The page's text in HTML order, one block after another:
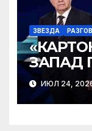
ЗВЕЗДА
ЗАПАД
ИЮЛ 24,